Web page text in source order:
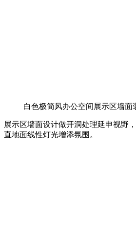
白色极简风办公空间展示区墙面
展示区墙面设计做开洞处理延申视野
直地面线性灯光增添氛围。